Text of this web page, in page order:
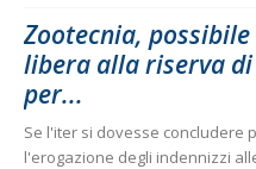
Zootecnia,
libera alla riserva
per...
Se l'iter si dovesse concludere
l'erogazione degli indennizzi